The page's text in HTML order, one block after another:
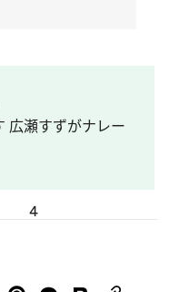
広瀬すずがナレー
4